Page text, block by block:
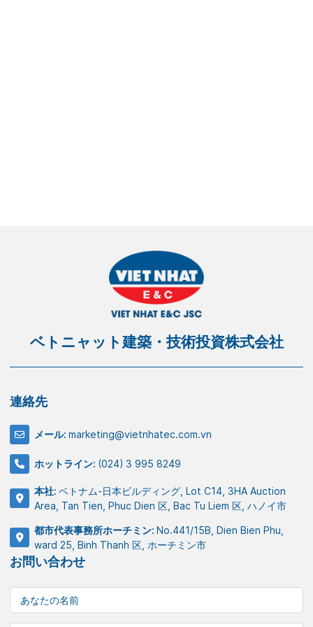
ベトニャット建築・技術投資株式会社
連絡先
メール: marketing@vietnhatec.com.vn
ホットライン: (024) 3 995 8249
本社: ベトナム-日本ビルディング, Lot C14, 3HA Auction
Area, Tan Tien, Phuc Dien 区, Bac Tu Liem 区, ハノイ市
都市代表事務所ホーチミン: No.441/15B, Dien Bien Phu,
ward 25, Binh Thanh 区, ホーチミン市
お問い合わせ